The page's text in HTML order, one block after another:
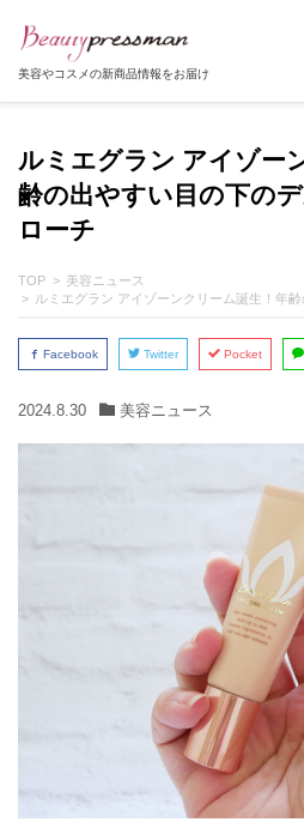
美容やコスメの新商品情報をお届け
ルミエグラン アイゾー
齢の出やすい目の下の
ローチ
TOP
美容ニュース
ルミエグラン アイゾーンクリーム誕生！年齢の出や
Facebook Twitter Pocket
2024.8.30 美容ニュース